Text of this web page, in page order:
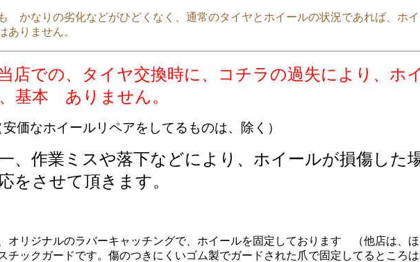
かなりの劣化などがひどくなく、通常のタイヤとホイールの状況であれば、ホ
ありません。
店での、タイヤ交換時に、コチラの過失により、ホ
基本 ありません。
なホイールリペアをしてるものは、除く）
、作業ミスや落下などにより、ホイールが損傷した
をさせて頂きます。
オリジナルのラバーキャッチングで、ホイールを固定しております （他店は、
チックガードです。傷のつきにくいゴム製でガードされた爪で固定してるところ